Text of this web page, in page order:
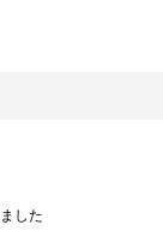
した